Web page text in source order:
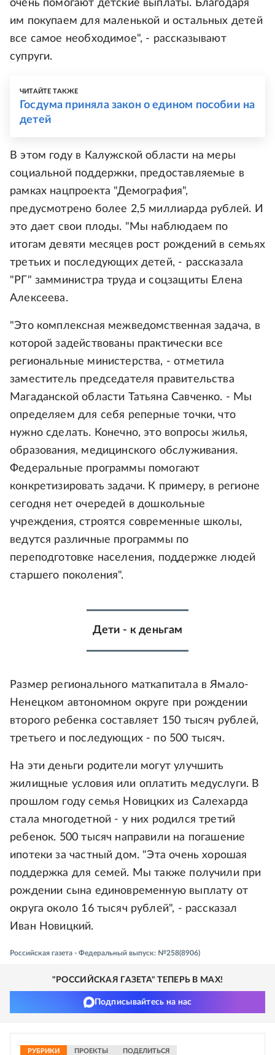
очень помогают детские выплаты. Благодаря
им покупаем для маленькой и остальных детей
все самое необходимое", - рассказывают
супруги.
ЧИТАЙТЕ ТАКЖЕ
Госдума приняла закон о едином пособии на
детей
В этом году в Калужской области на меры
социальной поддержки, предоставляемые в
рамках нацпроекта "Демография",
предусмотрено более 2,5 миллиарда рублей. И
это дает свои плоды. "Мы наблюдаем по
итогам девяти месяцев рост рождений в семьях
третьих и последующих детей, - рассказала
"РГ" замминистра труда и соцзащиты Елена
Алексеева.
"Это комплексная межведомственная задача, в
которой задействованы практически все
региональные министерства, - отметила
заместитель председателя правительства
Магаданской области Татьяна Савченко. - Мы
определяем для себя реперные точки, что
нужно сделать. Конечно, это вопросы жилья,
образования, медицинского обслуживания.
Федеральные программы помогают
конкретизировать задачи. К примеру, в регионе
сегодня нет очередей в дошкольные
учреждения, строятся современные школы,
ведутся различные программы по
переподготовке населения, поддержке людей
старшего поколения".
Дети - к деньгам
Размер регионального маткапитала в Ямало-
Ненецком автономном округе при рождении
второго ребенка составляет 150 тысяч рублей,
третьего и последующих - по 500 тысяч.
На эти деньги родители могут улучшить
жилищные условия или оплатить медуслуги. В
прошлом году семья Новицких из Салехарда
стала многодетной - у них родился третий
ребенок. 500 тысяч направили на погашение
ипотеки за частный дом. "Эта очень хорошая
поддержка для семей. Мы также получили при
рождении сына единовременную выплату от
округа около 16 тысяч рублей", - рассказал
Иван Новицкий.
Российская газета - Федеральный выпуск: №258(8906)
"РОССИЙСКАЯ ГАЗЕТА" ТЕПЕРЬ В MAX!
Подписывайтесь на нас
РУБРИКИ ПРОЕКТЫ ПОДЕЛИТЬСЯ